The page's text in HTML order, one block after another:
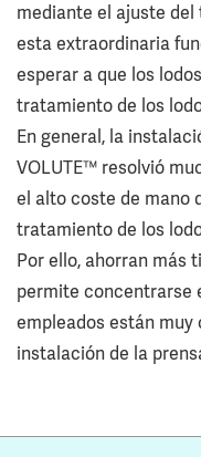
mediante el ajuste del
esta extraordinaria
esperar a que los
tratamiento de los
En general, la
VOLUTE™ resolvió
el alto coste de mano
tratamiento de los
Por ello, ahorran más
permite concentrarse
empleados están
instalación de la